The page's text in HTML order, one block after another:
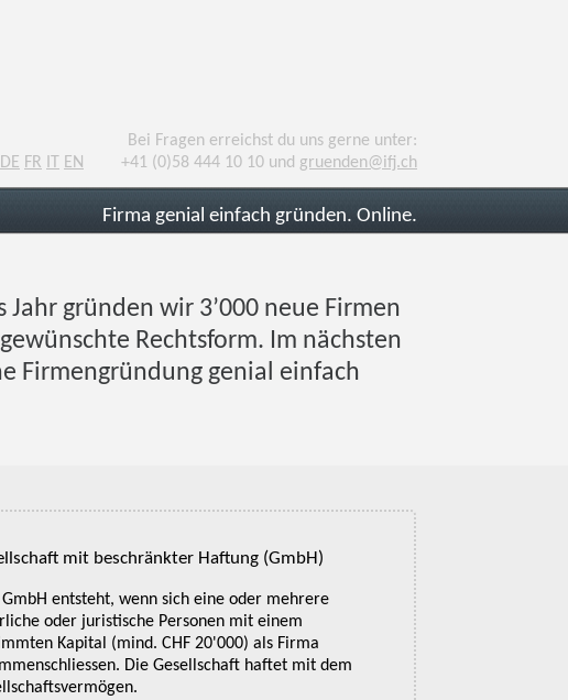
DE FR EN
Bei Fragen erreichst du uns gerne unter:
+41 (0)58 444 10 10 und gruenden@ifj.ch
Firma genial einfach gründen. Online.
gründen wir 3’000 neue Firmen
Rechtsform. Im nächsten
Firmengründung genial einfach
mit beschränkter Haftung (GmbH)
GmbH entsteht, wenn sich eine oder mehrere
oder juristische Personen mit einem
Kapital (mind. CHF 20'000) als Firma
Die Gesellschaft haftet mit dem